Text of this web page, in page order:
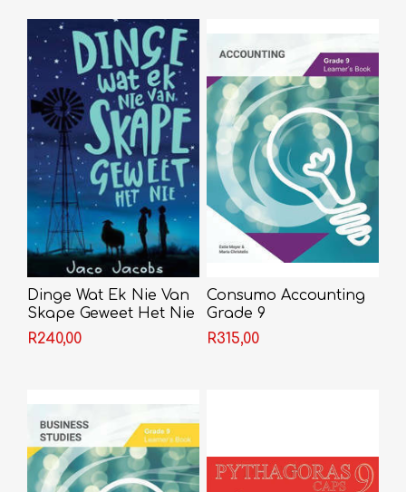
Dinge Wat Ek Nie Van
Skape Geweet Het Nie
- Jaco Jacobs
R240,00
Consumo Accounting
Grade 9
R315,00